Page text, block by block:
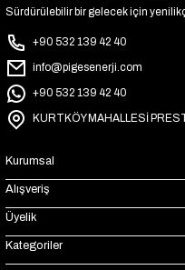
Sürdürülebilir bir gelecek için
+90 532 139 42 40
info@pigesenerji.com
+90 532 139 42 40
KURTKÖY MAHALLESİ
Kurumsal
Alışveriş
Üyelik
Kategoriler